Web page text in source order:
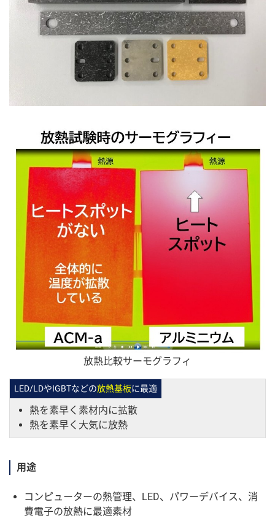
放熱比較サーモグラフィ
LED/LDやIGBTなどの放熱基板に最適
熱を素早く素材内に拡散
熱を素早く大気に放熱
用途
コンピューターの熱管理、LED、パワーデバイス、消
費電子の放熱に最適素材